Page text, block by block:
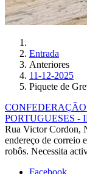
Entrada
Anteriores
11-12-2025
Piquete de
PORTUGUESES
Rua Victor Cordon,
endereço de correio
robôs. Necessita
Facebook